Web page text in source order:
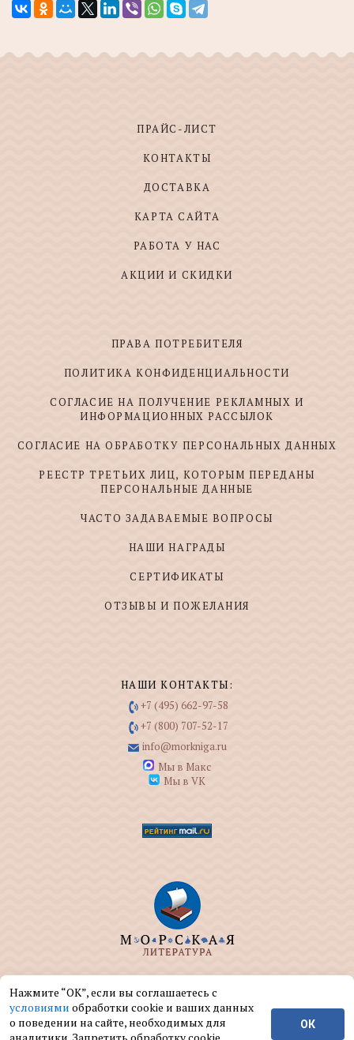
ПРАЙС-ЛИСТ
КОНТАКТЫ
ДОСТАВКА
КАРТА САЙТА
РАБОТА У НАС
АКЦИИ И СКИДКИ
ПРАВА ПОТРЕБИТЕЛЯ
ПОЛИТИКА КОНФИДЕНЦИАЛЬНОСТИ
СОГЛАСИЕ НА ПОЛУЧЕНИЕ РЕКЛАМНЫХ И
ИНФОРМАЦИОННЫХ РАССЫЛОК
СОГЛАСИЕ НА ОБРАБОТКУ ПЕРСОНАЛЬНЫХ ДАННЫХ
РЕЕСТР ТРЕТЬИХ ЛИЦ, КОТОРЫМ ПЕРЕДАНЫ
ПЕРСОНАЛЬНЫЕ ДАННЫЕ
ЧАСТО ЗАДАВАЕМЫЕ ВОПРОСЫ
НАШИ НАГРАДЫ
СЕРТИФИКАТЫ
ОТЗЫВЫ И ПОЖЕЛАНИЯ
НАШИ КОНТАКТЫ:
+7 (495) 662-97-58
+7 (800) 707-52-17
info@morkniga.ru
Мы в Макс
Мы в VK
ООО "МОРКНИГА" занимается изданием и
реализацией книг на морскую тематику.
© ООО "МОРКНИГА", 2004 — 2026 г.
Нажмите “ОК”, если вы соглашаетесь с
условиями обработки cookie и ваших данных
о поведении на сайте, необходимых для
ОК